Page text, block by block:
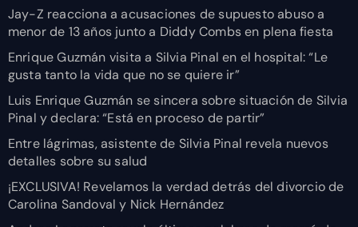
Jay-Z reacciona a acusaciones de supuesto abuso a
menor de 13 años junto a Diddy Combs en plena fiesta
Enrique Guzmán visita a Silvia Pinal en el hospital: “Le
gusta tanto la vida que no se quiere ir”
Luis Enrique Guzmán se sincera sobre situación de Silvia
Pinal y declara: “Está en proceso de partir”
Entre lágrimas, asistente de Silvia Pinal revela nuevos
detalles sobre su salud
¡EXCLUSIVA! Revelamos la verdad detrás del divorcio de
Carolina Sandoval y Nick Hernández